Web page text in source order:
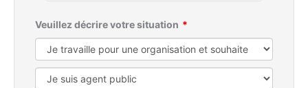
Veuillez décrire votre situation